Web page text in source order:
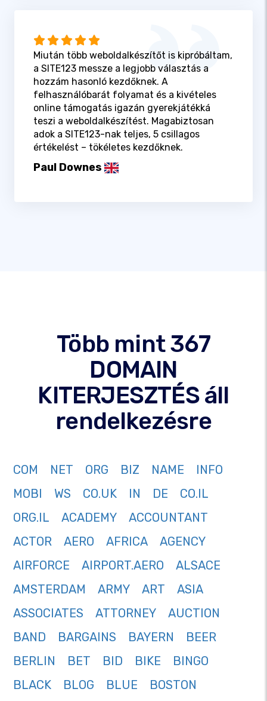
Miután több weboldalkészítőt is kipróbáltam,
a SITE123 messze a legjobb választás a
hozzám hasonló kezdőknek. A
felhasználóbarát folyamat és a kivételes
online támogatás igazán gyerekjátékká
teszi a weboldalkészítést. Magabiztosan
adok a SITE123-nak teljes, 5 csillagos
értékelést – tökéletes kezdőknek.
Paul Downes
Több mint 367
DOMAIN
KITERJESZTÉS áll
rendelkezésre
COM NET ORG BIZ NAME
INFO
MOBI
WS CO.UK IN DE
CO.IL
ORG.IL
ACADEMY
ACCOUNTANT
ACTOR
AERO AFRICA
AGENCY
AIRFORCE
AIRPORT.AERO
ALSACE
AMSTERDAM
ARMY ART
ASIA
ASSOCIATES
ATTORNEY
AUCTION
BAND
BARGAINS BAYERN
BEER
BERLIN
BET BID BIKE
BINGO
BLACK
BLOG BLUE
BOSTON